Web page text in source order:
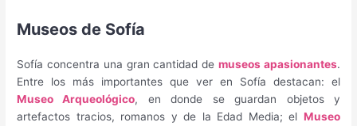
Museos de Sofía
Sofía concentra una gran cantidad demuseos apasionantes.
Entre los más importantes que ver en Sofía destacan: el
Museo Arqueológico, en donde se guardan objetos y
artefactos tracios, romanos y de la Edad Media; el Museo